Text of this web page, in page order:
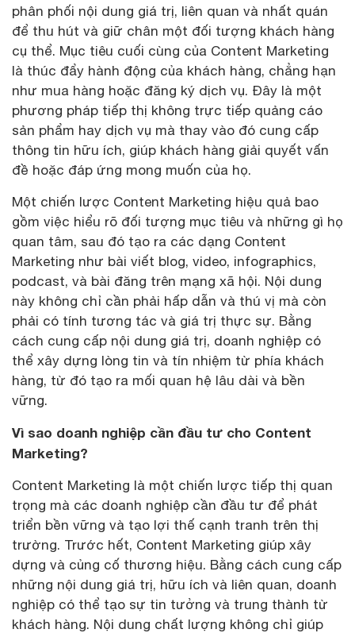
phân phối nội dung giá trị, liên quan và nhất quán
để thu hút và giữ chân một đối tượng khách hàng
cụ thể. Mục tiêu cuối cùng của Content Marketing
là thúc đẩy hành động của khách hàng, chẳng hạn
như mua hàng hoặc đăng ký dịch vụ. Đây là một
phương pháp tiếp thị không trực tiếp quảng cáo
sản phẩm hay dịch vụ mà thay vào đó cung cấp
thông tin hữu ích, giúp khách hàng giải quyết vấn
đề hoặc đáp ứng mong muốn của họ.
Một chiến lược Content Marketing hiệu quả bao
gồm việc hiểu rõ đối tượng mục tiêu và những gì họ
quan tâm, sau đó tạo ra các dạng Content
Marketing như bài viết blog, video, infographics,
podcast, và bài đăng trên mạng xã hội. Nội dung
này không chỉ cần phải hấp dẫn và thú vị mà còn
phải có tính tương tác và giá trị thực sự. Bằng
cách cung cấp nội dung giá trị, doanh nghiệp có
thể xây dựng lòng tin và tín nhiệm từ phía khách
hàng, từ đó tạo ra mối quan hệ lâu dài và bền
vững.
Vì sao doanh nghiệp cần đầu tư cho Content
Marketing?
Content Marketing là một chiến lược tiếp thị quan
trọng mà các doanh nghiệp cần đầu tư để phát
triển bền vững và tạo lợi thế cạnh tranh trên thị
trường. Trước hết, Content Marketing giúp xây
dựng và củng cố thương hiệu. Bằng cách cung cấp
những nội dung giá trị, hữu ích và liên quan, doanh
nghiệp có thể tạo sự tin tưởng và trung thành từ
khách hàng. Nội dung chất lượng không chỉ giúp